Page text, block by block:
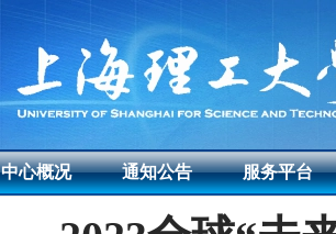
中心概况 通知公告 服务平台